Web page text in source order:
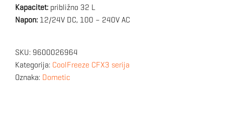
Kapacitet: približno 32 L
Napon: 12/24V DC, 100 – 240V AC
SKU: 9600026964
Kategorija: CoolFreeze CFX3 serija
Oznaka: Dometic